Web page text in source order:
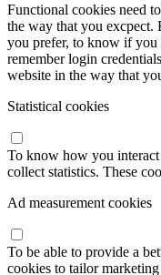
Functional cookies need
the way that you excpect.
you prefer, to know if you
remember login
website in the way that
Statistical cookies
To know how you
collect statistics. These
Ad measurement cookies
To be able to provide a
cookies to tailor